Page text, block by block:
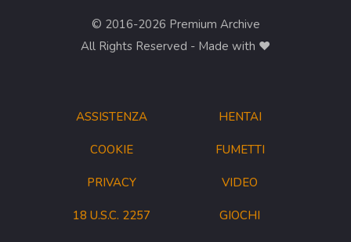
ASSISTENZA
COOKIE
PRIVACY
18 U.S.C. 2257
© 2016-2026 Premium Archive
All Rights Reserved - Made with ❤︎
HENTAI
FUMETTI
VIDEO
GIOCHI